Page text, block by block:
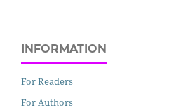
INFORMATION
For Readers
For Authors